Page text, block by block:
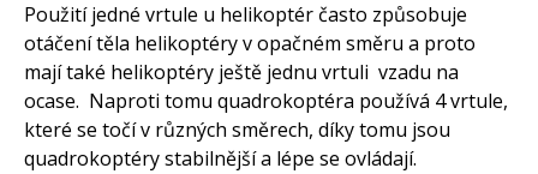
Použití jedné vrtule u helikoptér často způsobuje
otáčení těla helikoptéry v opačném směru a proto
mají také helikoptéry ještě jednu vrtuli vzadu na
ocase. Naproti tomu quadrokoptéra používá 4 vrtule,
které se točí v různých směrech, díky tomu jsou
quadrokoptéry stabilnější a lépe se ovládají.